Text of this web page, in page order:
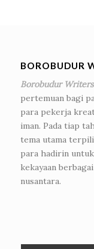
BOROBUDUR
Borobudur
pertemuan bagi
para pekerja
iman. Pada tiap
tema utama
para hadirin
kekayaan
nusantara.